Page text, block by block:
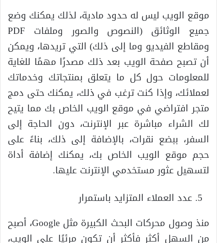
موقع الويب ليس له حدود مادية، لذلك يمكنك وضع
جميع الوثائق (النصوص والصور وملفات PDF
ومقاطع الفيديو وما إلى ذلك) التي تريدها، ويمكن
أن تصبح صفحة الويب بعد ذلك مصدرًا مهمًا للغاية
للمعلومات حول كل ما يتعلق بمنتجاتك وخدماتك
لعملائك، وإذا كنت ترغب في ذلك، يمكنك حتى دمج
متجر افتراضي في موقع الويب الخاص بك مما يتيح
لك الشراء مباشرة عبر الإنترنت، دون الحاجة إلى
السفر، ببضع نقرات، بالإضافة إلى ذلك، بناءً على
حجم موقع الويب الخاص بك، يمكنك إضافة أداة
لتسهيل عثور مستخدمي الإنترنت عليها.
عدد العملاء المتزايد باستمرار
منذ وصول محركات البحث الكبيرة مثل Google، أصبح
من السهل أكثر فأكثر أن تكون مرئيًا على الويب،